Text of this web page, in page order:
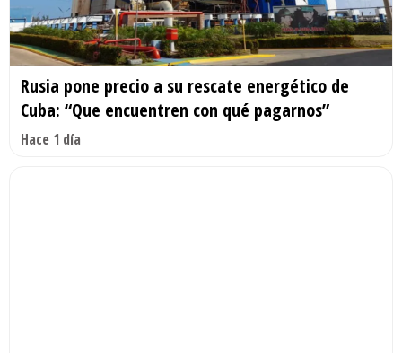
Rusia pone precio a su rescate energético de
Cuba: “Que encuentren con qué pagarnos”
Hace 1 día